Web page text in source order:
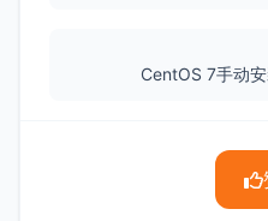
CentOS 7手动